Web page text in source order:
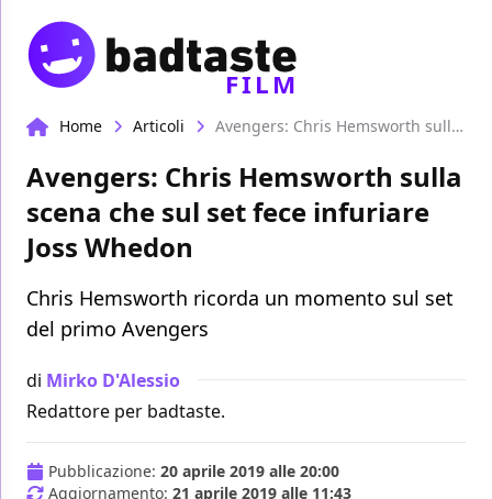
FILM
Home Articoli Avengers: Chris Hemsworth sulla scena che sul set fece infuriare Joss Whedon
Avengers: Chris Hemsworth sulla
scena che sul set fece infuriare
Joss Whedon
Chris Hemsworth ricorda un momento sul set
del primo Avengers
di Mirko D'Alessio
Redattore per badtaste.
Pubblicazione: 20 aprile 2019 alle 20:00
Aggiornamento: 21 aprile 2019 alle 11:43